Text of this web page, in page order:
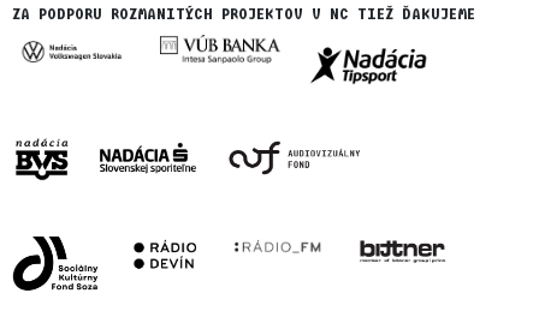
ZA PODPORU ROZMANITÝCH PROJEKTOV V NC TIEŽ ĎAKUJEME